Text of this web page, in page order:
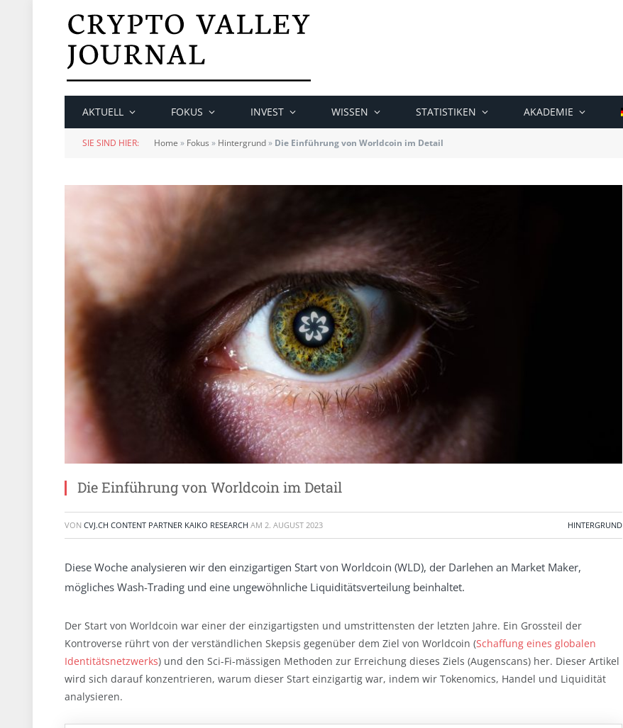
AKTUELL FOKUS INVEST WISSEN STATISTIKEN AKADEMIE
SIE SIND HIER: Home » Fokus » Hintergrund» Die Einführung von Worldcoin im Detail
Die Einführung von Worldcoin im Detail
VON CVJ.CH CONTENT PARTNER KAIKO RESEARCH AM 2. AUGUST 2023 HINTERGRUND
Diese Woche analysieren wir den einzigartigen Start von Worldcoin (WLD), der Darlehen an Market Maker,
mögliches Wash-Trading und eine ungewöhnliche Liquiditätsverteilung beinhaltet.
Der Start von Worldcoin war einer der einzigartigsten und umstrittensten der letzten Jahre. Ein Grossteil der
Kontroverse rührt von der verständlichen Skepsis gegenüber dem Ziel von Worldcoin (Schaffung eines globalen
Identitätsnetzwerks) und den Sci-Fi-mässigen Methoden zur Erreichung dieses Ziels (Augenscans) her. Dieser Artikel
wird sich darauf konzentrieren, warum dieser Start einzigartig war, indem wir Tokenomics, Handel und Liquidität
analysieren.